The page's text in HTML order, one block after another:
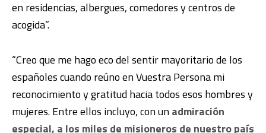
en residencias, albergues, comedores y centros de
acogida”.
“Creo que me hago eco del sentir mayoritario de los
españoles cuando reúno en Vuestra Persona mi
reconocimiento y gratitud hacia todos esos hombres y
mujeres. Entre ellos incluyo, con unadmiración
especial, a los miles de misioneros de nuestro país